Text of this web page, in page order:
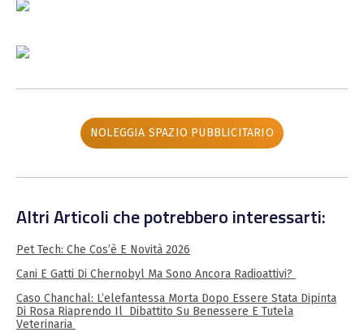
NOLEGGIA SPAZIO PUBBLICITARIO
Altri Articoli che potrebbero interessarti:
Pet Tech: Che Cos’è E Novità 2026
Cani E Gatti Di Chernobyl Ma Sono Ancora Radioattivi?
Caso Chanchal: L’elefantessa Morta Dopo Essere Stata Dipinta
Di Rosa Riaprendo Il Dibattito Su Benessere E Tutela
Veterinaria